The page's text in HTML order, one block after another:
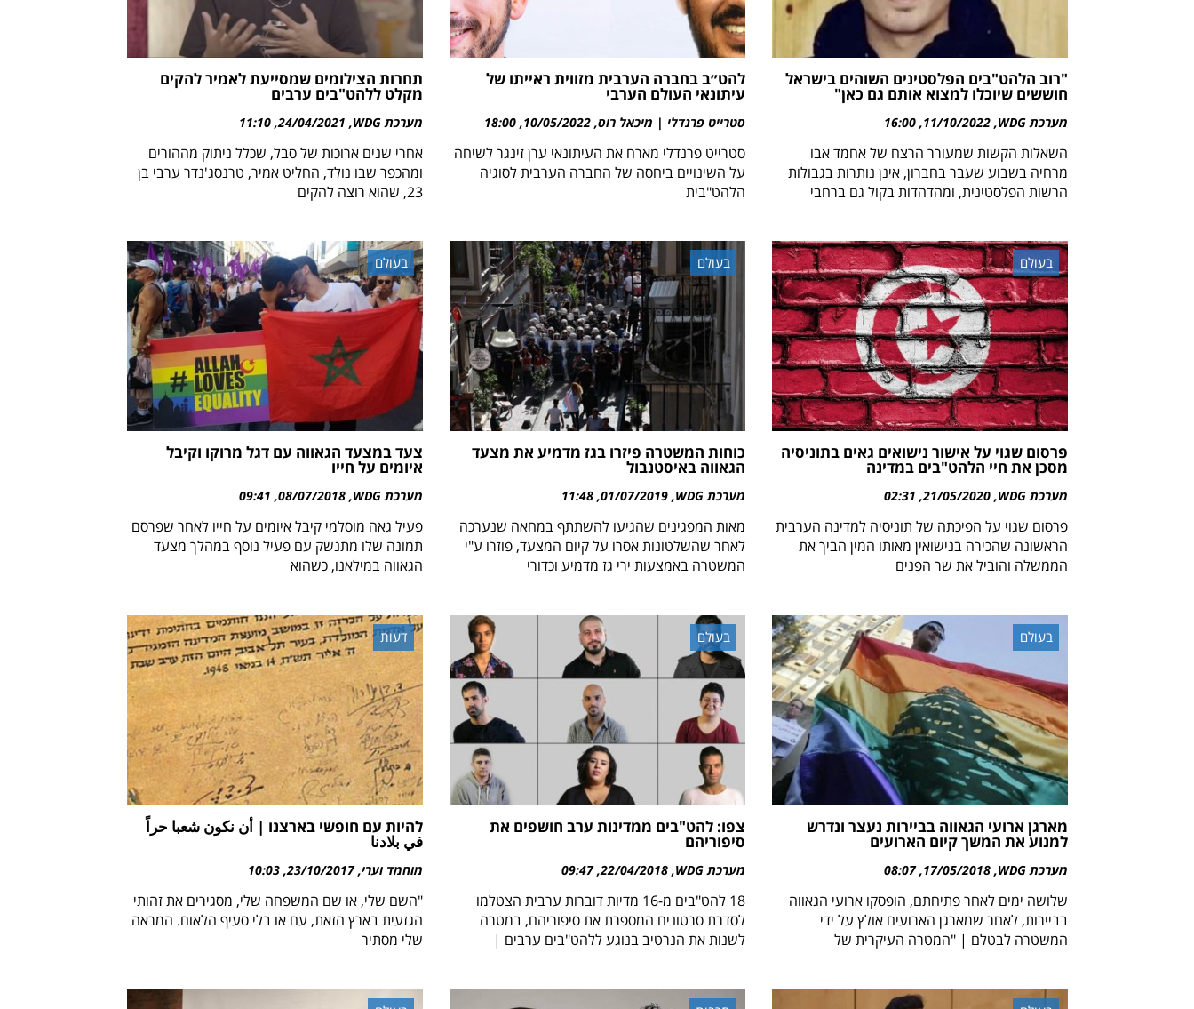
"רוב הלהט"בים הפלסטינים השוהים בישראל
חוששים שיוכלו למצוא אותם גם כאן"
מערכת WDG 11/10/2022
16:00
השאלות הקשות שמעורר הרצח של אחמד אבו
מרחיה בשבוע שעבר בחברון, אינן נותרות בגבולות
הרשות הפלסטינית, ומהדהדות בקול גם ברחבי
להט״ב בחברה הערבית מזווית ראייתו של
עיתונאי העולם הערבי
סטרייט פרנדלי | מיכאל רוס 10/05/2022
18:00
סטרייט פרנדלי מארח את העיתונאי ערן זינגר לשיחה
על השינויים ביחסה של החברה הערבית לסוגיה
הלהט"בית
תחרות הצילומים שמסייעת לאמיר להקים
מקלט ללהט"בים ערבים
מערכת WDG 24/04/2021
11:10
אחרי שנים ארוכות של סבל, שכלל ניתוק מההורים
ומהכפר שבו נולד, החליט אמיר, טרנסג'נדר ערבי בן
23, שהוא רוצה להקים
בעולם
פרסום שגוי על אישור נישואים גאים בתוניסיה
מסכן את חיי הלהט"בים במדינה
מערכת WDG 21/05/2020
02:31
פרסום שגוי על הפיכתה של תוניסיה למדינה הערבית
הראשונה שהכירה בנישואין מאותו המין הביך את
הממשלה והוביל את שר הפנים
בעולם
כוחות המשטרה פיזרו בגז מדמיע את מצעד
הגאווה באיסטנבול
מערכת WDG 01/07/2019
11:48
מאות המפגינים שהגיעו להשתתף במחאה שנערכה
לאחר שהשלטונות אסרו על קיום המצעד, פוזרו ע"י
המשטרה באמצעות ירי גז מדמיע וכדורי
בעולם
צעד במצעד הגאווה עם דגל מרוקו וקיבל
איומים על חייו
מערכת WDG 08/07/2018
09:41
פעיל גאה מוסלמי קיבל איומים על חייו לאחר שפרסם
תמונה שלו מתנשק עם פעיל נוסף במהלך מצעד
הגאווה במילאנו, כשהוא
בעולם
מארגן ארועי הגאווה בביירות נעצר ונדרש
למנוע את המשך קיום הארועים
מערכת WDG 17/05/2018
08:07
שלושה ימים לאחר פתיחתם, הופסקו ארועי הגאווה
בביירות, לאחר שמארגן הארועים אולץ על ידי
המשטרה לבטלם | "המטרה העיקרית של
בעולם
צפו: להט"בים ממדינות ערב חושפים את
סיפוריהם
מערכת WDG 22/04/2018
09:47
18 להט"בים מ-16 מדיות דוברות ערבית הצטלמו
לסדרת סרטונים המספרת את סיפוריהם, במטרה
לשנות את הנרטיב בנוגע ללהט"בים ערבים |
דעות
להיות עם חופשי בארצנו | أن نكون شعبا حراً
في بلادنا
מוחמד וערי 23/10/2017
10:03
"השם שלי, או שם המשפחה שלי, מסגירים את זהותי
הגזעית בארץ הזאת, עם או בלי סעיף הלאום. המראה
שלי מסתיר